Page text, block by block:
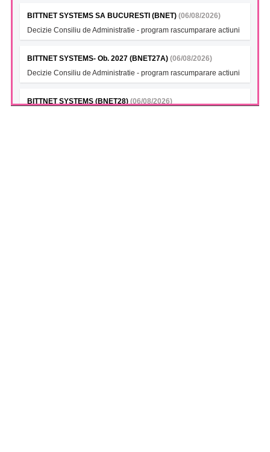
BITTNET SYSTEMS SA BUCURESTI (BNET) (06/08/2026)
Decizie Consiliu de Administratie - program rascumparare actiuni
BITTNET SYSTEMS- Ob. 2027 (BNET27A) (06/08/2026)
Decizie Consiliu de Administratie - program rascumparare actiuni
BITTNET SYSTEMS (BNET28) (06/08/2026)